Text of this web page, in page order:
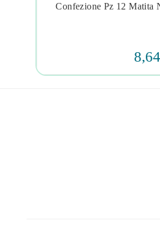
Confezione Pz 12 Matita